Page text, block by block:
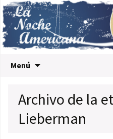
Menú
Archivo de la
Lieberman